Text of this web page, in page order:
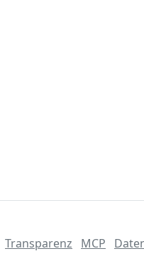
Transparenz MCP